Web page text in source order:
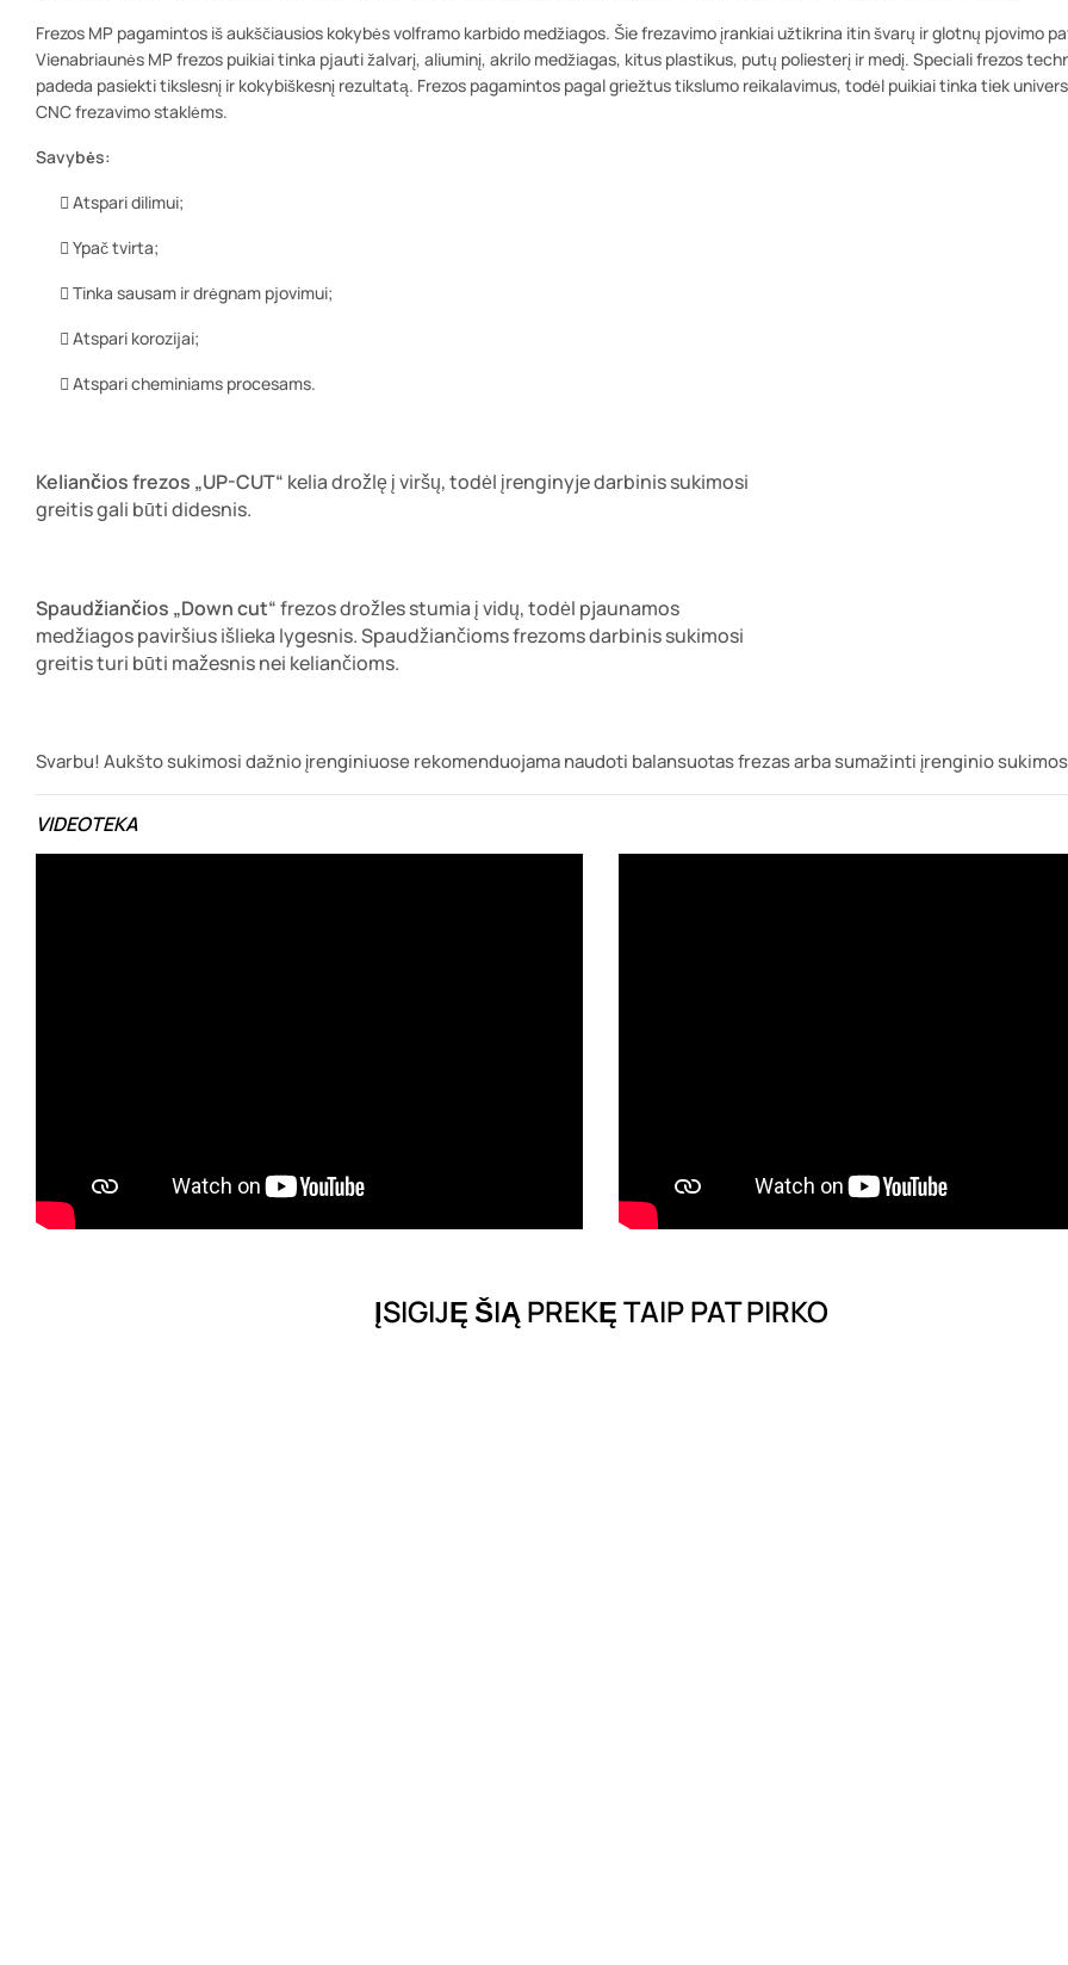
Frezos MP pagamintos iš aukščiausios kokybės volframo karbido medžiagos. Šie frezavimo įrankiai užtikrina itin švarų ir glotnų pjovimo
Vienabriaunės MP frezos puikiai tinka pjauti žalvarį, aliuminį, akrilo medžiagas, kitus plastikus, putų poliesterį ir medį. Speciali frezos
padeda pasiekti tikslesnį ir kokybiškesnį rezultatą. Frezos pagamintos pagal griežtus tikslumo reikalavimus, todėl puikiai tinka tiek
CNC frezavimo staklėms.
Savybės:
Atspari dilimui;
Ypač tvirta;
Tinka sausam ir drėgnam pjovimui;
Atspari korozijai;
Atspari cheminiams procesams.
Keliančios frezos „UP-CUT“ kelia drožlę į viršų, todėl įrenginyje darbinis sukimosi
greitis gali būti didesnis.
Spaudžiančios „Down cut“frezos drožles stumia į vidų, todėl pjaunamos
medžiagos paviršius išlieka lygesnis. Spaudžiančioms frezoms darbinis sukimosi
greitis turi būti mažesnis nei keliančioms.
Svarbu! Aukšto sukimosi dažnio įrenginiuose rekomenduojama naudoti balansuotas frezas arba sumažinti įrenginio
VIDEOTEKA
ĮSIGIJĘ ŠIĄ PREKĘ TAIP PAT PIRKO